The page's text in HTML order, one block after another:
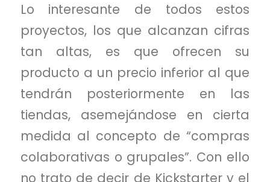
Lo interesante de todos estos
proyectos, los que alcanzan cifras
tan altas, es que ofrecen su
producto a un precio inferior al que
tendrán posteriormente en las
tiendas, asemejándose en cierta
medida al concepto de “compras
colaborativas o grupales”. Con ello
no trato de decir de Kickstarter y el